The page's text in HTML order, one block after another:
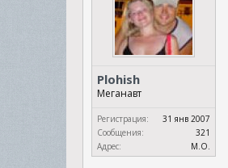
Plohish
Меганавт
Регистрация:
31 янв 2007
Сообщения:
321
Адрес:
М.О.